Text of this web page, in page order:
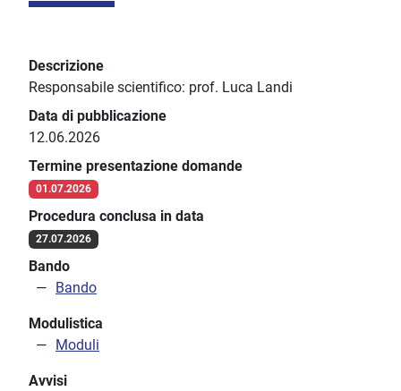
Descrizione
Responsabile scientifico: prof. Luca Landi
Data di pubblicazione
12.06.2026
Termine presentazione domande
01.07.2026
Procedura conclusa in data
27.07.2026
Bando
Bando
Modulistica
Moduli
Avvisi